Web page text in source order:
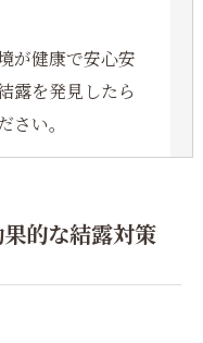
が健康で安心安
露を発見したら
い。
的な結露対策